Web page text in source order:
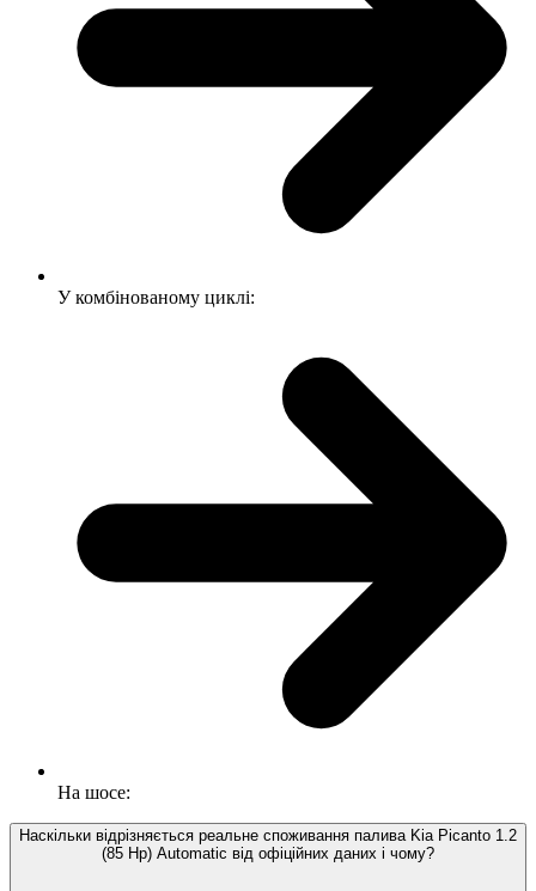
У комбінованому циклі:
На шосе:
Наскільки відрізняється реальне споживання палива Kia Picanto 1.2
(85 Hp) Automatic від офіційних даних і чому?